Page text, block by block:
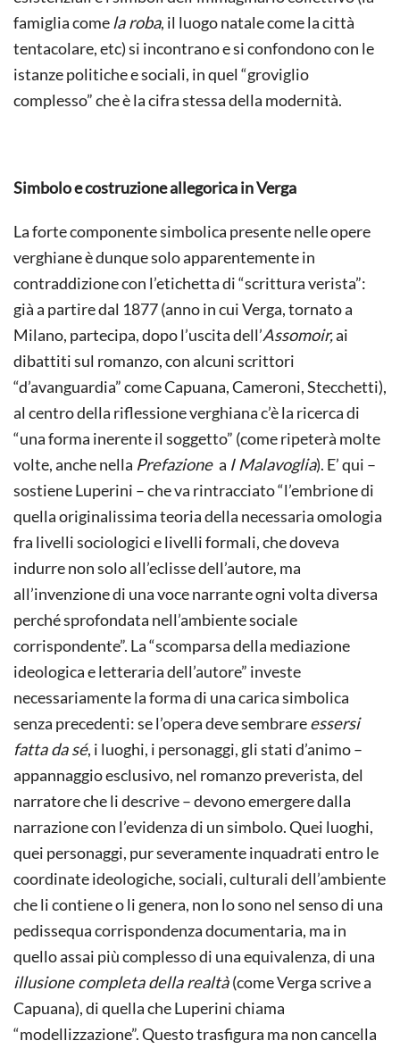
famiglia come la roba, il luogo natale come la città
tentacolare, etc) si incontrano e si confondono con le
istanze politiche e sociali, in quel “groviglio
complesso” che è la cifra stessa della modernità.
Simbolo e costruzione allegorica in Verga
La forte componente simbolica presente nelle opere
verghiane è dunque solo apparentemente in
contraddizione con l’etichetta di “scrittura verista”:
già a partire dal 1877 (anno in cui Verga, tornato a
Milano, partecipa, dopo l’uscita dell’Assomoir,ai
dibattiti sul romanzo, con alcuni scrittori
“d’avanguardia” come Capuana, Cameroni, Stecchetti),
al centro della riflessione verghiana c’è la ricerca di
“una forma inerente il soggetto” (come ripeterà molte
volte, anche nella Prefazione a I Malavoglia). E’ qui –
sostiene Luperini – che va rintracciato “l’embrione di
quella originalissima teoria della necessaria omologia
fra livelli sociologici e livelli formali, che doveva
indurre non solo all’eclisse dell’autore, ma
all’invenzione di una voce narrante ogni volta diversa
perché sprofondata nell’ambiente sociale
corrispondente”. La “scomparsa della mediazione
ideologica e letteraria dell’autore” investe
necessariamente la forma di una carica simbolica
senza precedenti: se l’opera deve sembrareessersi
fatta da sé, i luoghi, i personaggi, gli stati d’animo –
appannaggio esclusivo, nel romanzo preverista, del
narratore che li descrive – devono emergere dalla
narrazione con l’evidenza di un simbolo. Quei luoghi,
quei personaggi, pur severamente inquadrati entro le
coordinate ideologiche, sociali, culturali dell’ambiente
che li contiene o li genera, non lo sono nel senso di una
pedissequa corrispondenza documentaria, ma in
quello assai più complesso di una equivalenza, di una
illusione completa della realtà(come Verga scrive a
Capuana), di quella che Luperini chiama
“modellizzazione”. Questo trasfigura ma non cancella